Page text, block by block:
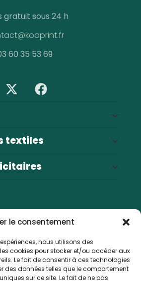
le consentement
nous utilisons des
cookies pour stocker et/ou accéder aux
Le fait de consentir à ces technologies
des données telles que le comportement
sur ce site. Le fait de ne pas
gratuit sous 24 h
60 35 53 69
textiles
14